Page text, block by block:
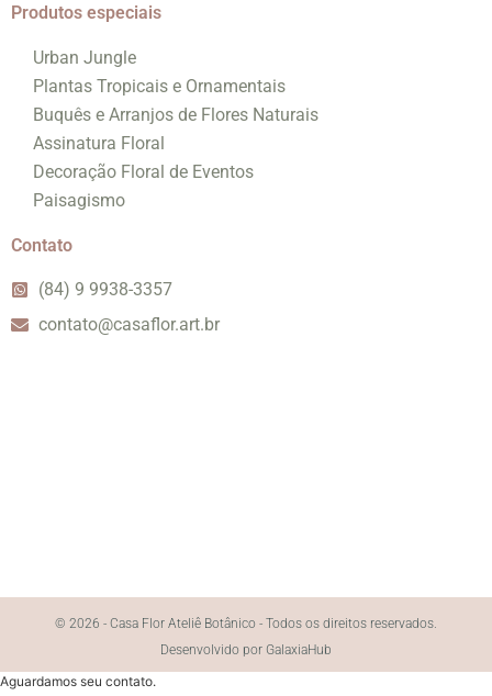
Produtos especiais
Urban Jungle
Plantas Tropicais e Ornamentais
Buquês e Arranjos de Flores Naturais
Assinatura Floral
Decoração Floral de Eventos
Paisagismo
Contato
(84) 9 9938-3357
contato@casaflor.art.br
© 2026 - Casa Flor Ateliê Botânico - Todos os direitos reservados.
Desenvolvido por GalaxiaHub
Aguardamos seu contato.